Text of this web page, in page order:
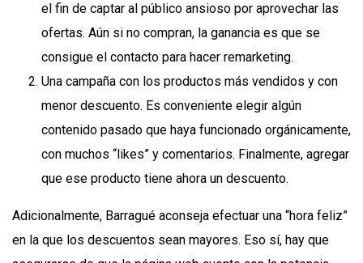
el fin de captar al público ansioso por aprovechar las
ofertas. Aún si no compran, la ganancia es que se
consigue el contacto para hacer remarketing.
Una campaña con los productos más vendidos y con
menor descuento. Es conveniente elegir algún
contenido pasado que haya funcionado orgánicamente,
con muchos “likes” y comentarios. Finalmente, agregar
que ese producto tiene ahora un descuento.
Adicionalmente, Barragué aconseja efectuar una “hora feliz”
en la que los descuentos sean mayores. Eso sí, hay que